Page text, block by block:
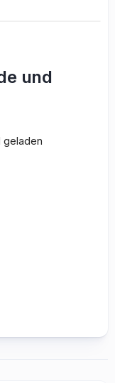
und
geladen